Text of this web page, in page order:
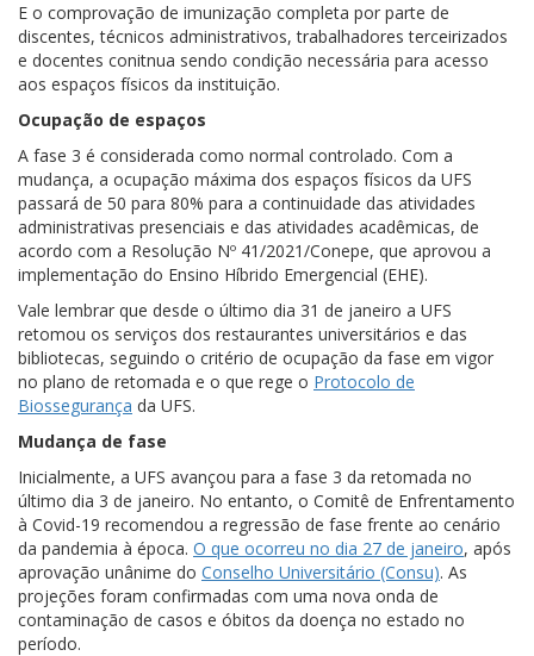
E o comprovação de imunização completa por parte de
discentes, técnicos administrativos, trabalhadores terceirizados
e docentes conitnua sendo condição necessária para acesso
aos espaços físicos da instituição.
Ocupação de espaços
A fase 3 é considerada como normal controlado. Com a
mudança, a ocupação máxima dos espaços físicos da UFS
passará de 50 para 80% para a continuidade das atividades
administrativas presenciais e das atividades acadêmicas, de
acordo com a Resolução Nº 41/2021/Conepe, que aprovou a
implementação do Ensino Híbrido Emergencial (EHE).
Vale lembrar que desde o último dia 31 de janeiro a UFS
retomou os serviços dos restaurantes universitários e das
bibliotecas, seguindo o critério de ocupação da fase em vigor
no plano de retomada e o que rege o Protocolo de
Biossegurança da UFS.
Mudança de fase
Inicialmente, a UFS avançou para a fase 3 da retomada no
último dia 3 de janeiro. No entanto, o Comitê de Enfrentamento
à Covid-19 recomendou a regressão de fase frente ao cenário
da pandemia à época. O que ocorreu no dia 27 de janeiro, após
aprovação unânime do Conselho Universitário (Consu). As
projeções foram confirmadas com uma nova onda de
contaminação de casos e óbitos da doença no estado no
período.